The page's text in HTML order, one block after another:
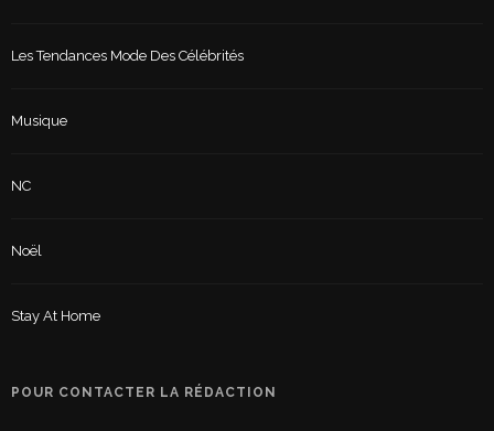
Les Tendances Mode Des Célébrités
Musique
NC
Noël
Stay At Home
POUR CONTACTER LA RÉDACTION